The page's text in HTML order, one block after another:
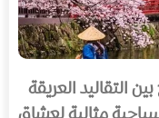
التقاليد العريقة